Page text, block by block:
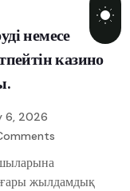
немесе
казино
6, 2026
жылдамдық